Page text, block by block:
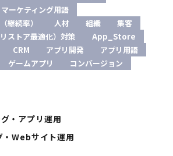
マーケティング用語
継続率）
人材 組織
集客
ストア最適化）対策
App_Store
CRM アプリ開発
アプリ用語
ゲームアプリ コンバージョン
・アプリ運用
Webサイト運用